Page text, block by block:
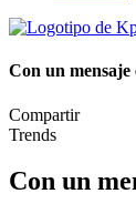
Con un
Compartir
Trends
Con un